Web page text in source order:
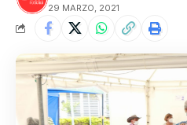
29 MARZO, 2021